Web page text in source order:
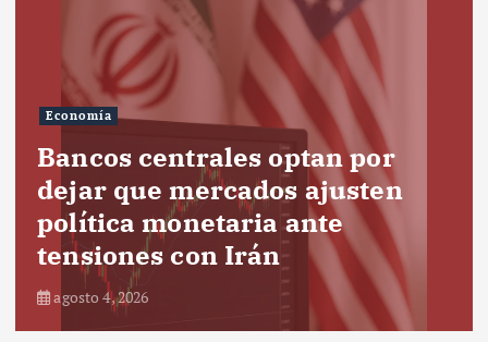
Economía
Bancos centrales optan por
dejar que mercados ajusten
política monetaria ante
tensiones con Irán
agosto 4, 2026